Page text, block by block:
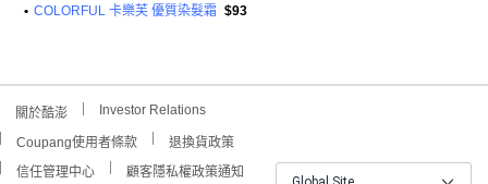
• COLORFUL 卡樂芙 優質染髮霜 $93
關於酷澎 Investor Relations
Coupang使用者條款
退換貨政策
信任管理中心
顧客隱私權政策通知